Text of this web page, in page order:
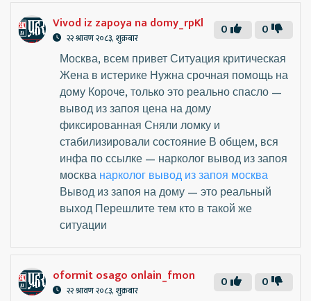
Vivod iz zapoya na domy_rpKl
२२ श्रावण २०८३, शुक्रबार 0
0
Москва, всем привет Ситуация критическая
Жена в истерике Нужна срочная помощь на
дому Короче, только это реально спасло —
вывод из запоя цена на дому
фиксированная Сняли ломку и
стабилизировали состояние В общем, вся
инфа по ссылке — нарколог вывод из запоя
москванарколог вывод из запоя москва
Вывод из запоя на дому — это реальный
выход Перешлите тем кто в такой же
ситуации
oformit osago onlain_fmon
२२ श्रावण २०८३, शुक्रबार 0
0